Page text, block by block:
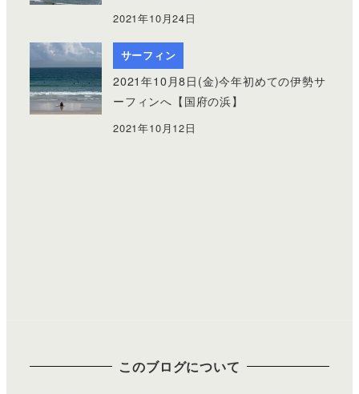
2021年10月24日
サーフィン
2021年10月8日(金)今年初めての伊勢サ
ーフィンへ【国府の浜】
2021年10月12日
このブログについて